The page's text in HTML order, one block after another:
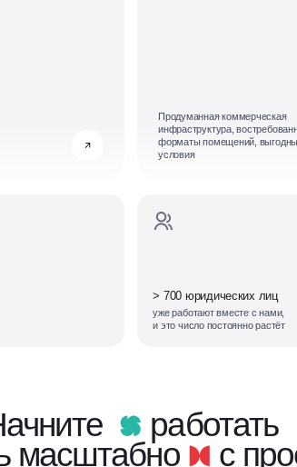
Продуманная коммерческая
инфраструктура,
форматы помещений,
условия
> 700 юридических лиц
уже работают вместе с нами,
и это число постоянно растёт
работать
масштабно с